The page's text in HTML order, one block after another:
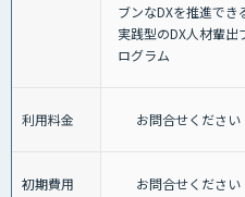
ブンなDXを推進でき
実践型のDX人材輩出
ログラム
利用料金 お問合せください
初期費用 お問合せください